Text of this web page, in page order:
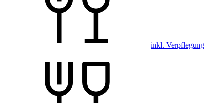
inkl. Verpflegung